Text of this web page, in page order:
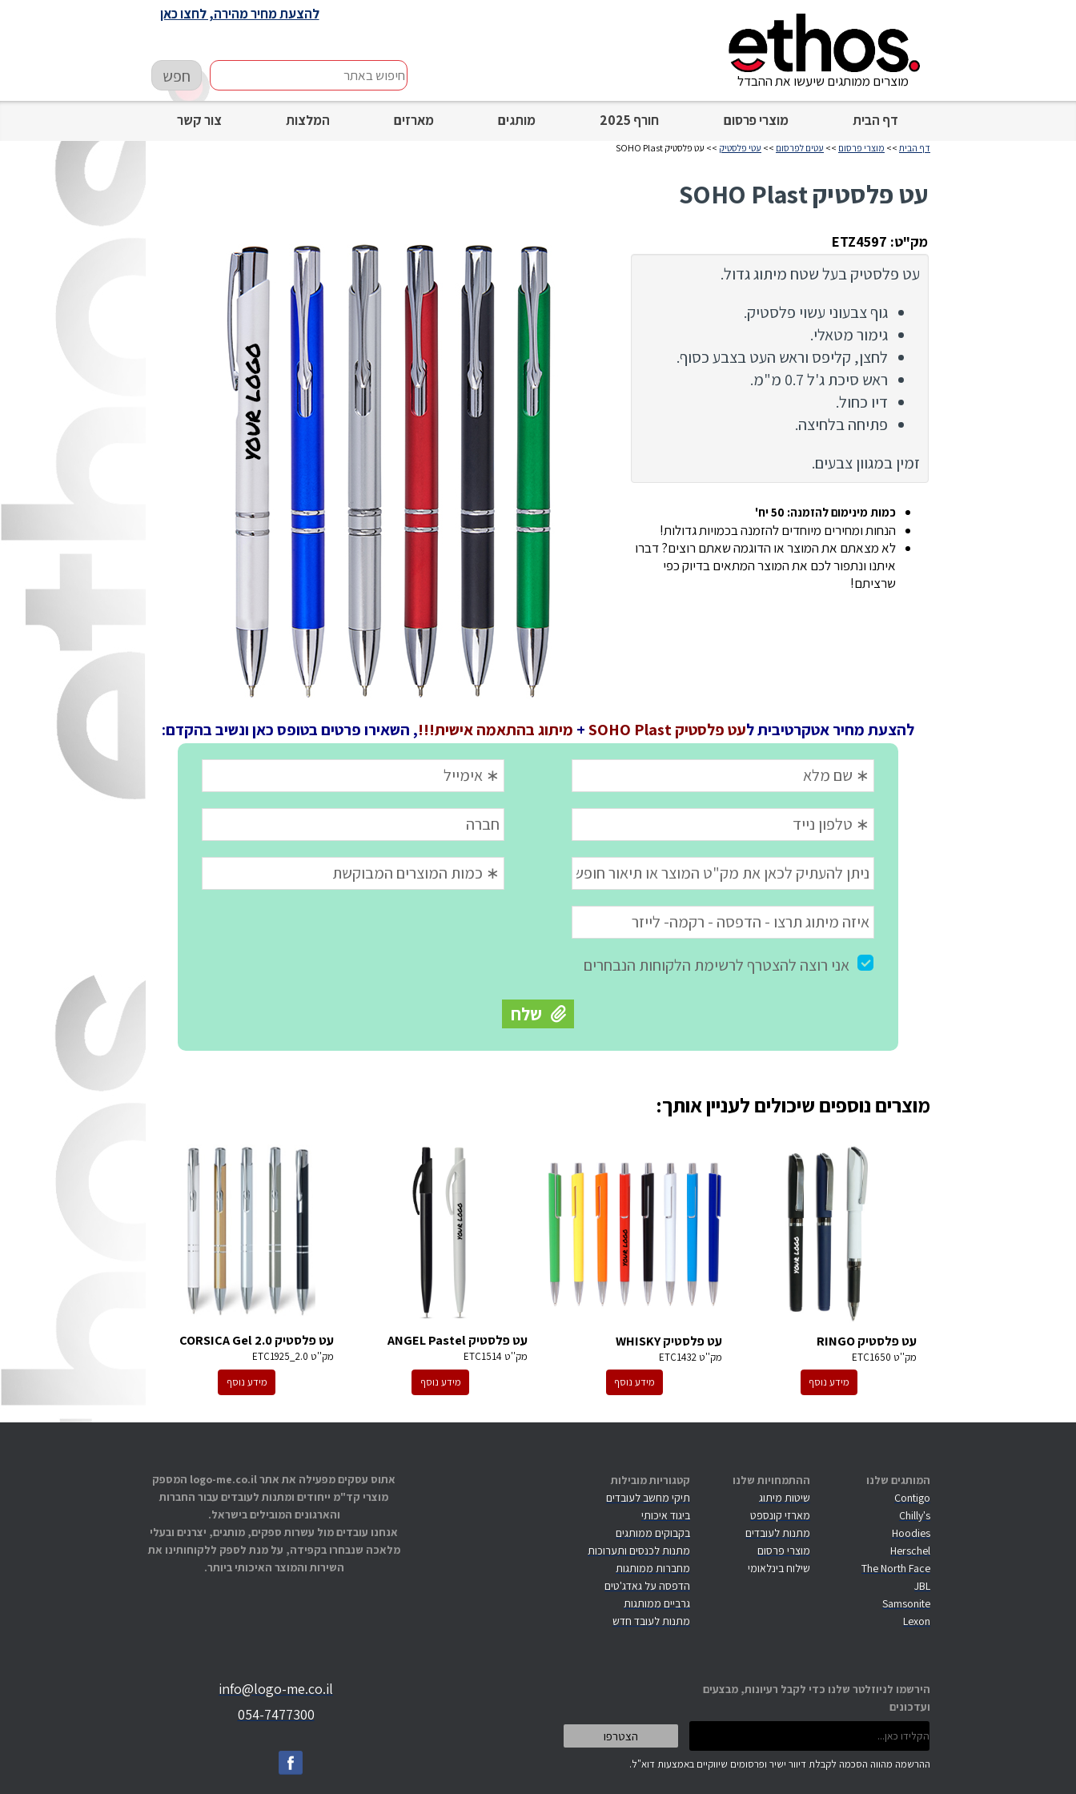
דף הבית מוצרי פרסום חורף 2025 מותגים מארזים המלצות צור קשר
חיפוש
באתר
חפש מוצרים ממותגים שיעשו את ההבדל
להצעת מחיר מהירה, לחצו כאן
דף הבית >> מוצרי פרסום >> עטים לפרסום >> עטי פלסטיק >> עט פלסטיק SOHO Plast
עט פלסטיק SOHO Plast
מק"ט: ETZ4597
עט פלסטיק בעל שטח מיתוג גדול.
גוף צבעוני עשוי פלסטיק.
גימור מטאלי.
לחצן, קליפס וראש העט בצבע כסוף.
ראש סיכת ג'ל 0.7 מ"מ.
דיו כחול.
פתיחה בלחיצה.
זמין במגוון צבעים.
כמות מינימום להזמנה: 50 יח'
הנחות ומחירים מיוחדים להזמנה בכמויות גדולות!
לא מצאתם את המוצר או הדוגמה שאתם רוצים? דברו
איתנו ונתפור לכם את המוצר המתאים בדיוק כפי
שרציתם!
להצעת מחיר אטקרטיבית לעט פלסטיק SOHO Plast + מיתוג בהתאמה אישית!!!, השאירו פרטים בטופס כאן ונשיב בהקדם:
מוצרים נוספים שיכולים לעניין אותך:
עט פלסטיק RINGO
מק''ט ETC1650
מידע נוסף
עט פלסטיק WHISKY
מק''טETC1432
מידע נוסף
עט פלסטיק ANGEL Pastel
מק''טETC1514
מידע נוסף
עט פלסטיק CORSICA Gel 2.0
מק''ט ETC1925_2.0
מידע נוסף
המותגים שלנו
Contigo
Chilly's
Hoodies
Herschel
The North Face
JBL
Samsonite
Lexon
ההתמחויות שלנו
שיטות מיתוג
מארזי קונספט
מתנות לעובדים
מוצרי פרסום
שילוח בינלאומי
קטגוריות מובילות
תיקי מחשב לעובדים
ביגוד איכותי
בקבוקים ממותגים
מתנות לכנסים ותערוכות
מחברות ממותגות
הדפסה על גאדג'טים
גרביים ממותגות
מתנות לעובד חדש
אתוס עסקים מפעילה את אתר logo-me.co.il המספק
מוצרי קד"מ ייחודים ומתנות לעובדים עבור החברות
והארגונים המובילים בישראל.
אנחנו עובדים מול עשרות ספקים, מותגים, יצרנים ובעלי
מלאכה שנבחרו בקפידה, על מנת לספק ללקוחותינו את
השירות והמוצר האיכותי ביותר.
הירשמו לניוזלטר שלנו כדי לקבל רעיונות, מבצעים
ועדכונים
info@logo-me.co.il
054-7477300
ההרשמה מהווה הסכמה לקבלת דיוור ישיר ופרסומים שיווקיים באמצעות דוא"ל.